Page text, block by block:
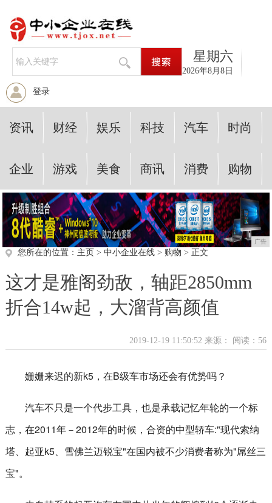
星期六
2026年8月8日
登录
资讯 财经 娱乐 科技 汽车 时尚
企业 游戏 美食 商讯 消费 购物
广告
您所在的位置： 主页 > 中小企业在线> 购物 > 正文
这才是雅阁劲敌，轴距2850mm
折合14w起，大溜背高颜值
2019-12-19 11:50:52 来源： 阅读：56
姗姗来迟的新k5，在B级车市场还会有优势吗？
汽车不只是一个代步工具，也是承载记忆年轮的一个标
志，在2011年－2012年的时候，合资的中型轿车:"现代索纳
塔、起亚k5、雪佛兰迈锐宝"在国内被不少消费者称为"屌丝三
宝"。